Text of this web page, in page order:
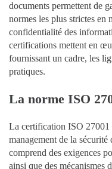
documents permettent de
normes les plus strictes en
confidentialité des
certifications mettent en
fournissant un cadre, les
pratiques.
La norme ISO
La certification ISO 27001
management de la
comprend des exigences
ainsi que des mécanismes